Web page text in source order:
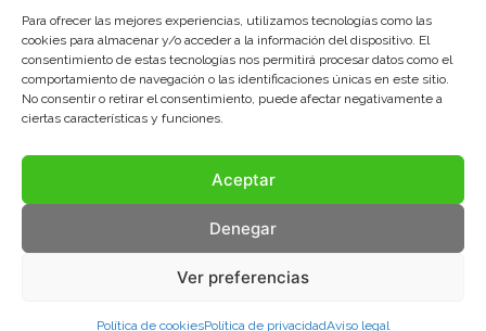
Para ofrecer las mejores experiencias, utilizamos tecnologías como las
cookies para almacenar y/o acceder a la información del dispositivo. El
consentimiento de estas tecnologías nos permitirá procesar datos como el
comportamiento de navegación o las identificaciones únicas en este sitio.
No consentir o retirar el consentimiento, puede afectar negativamente a
ciertas características y funciones.
Aceptar
Denegar
Ver preferencias
Política de cookiesPolítica de privacidadAviso legal